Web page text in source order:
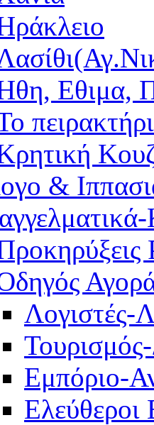
Εθιμα,
&
Λογιστές-
Εμπόριο-
Ελεύθεροι